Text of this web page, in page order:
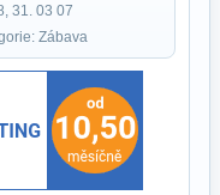
31. 03 07
Zábava